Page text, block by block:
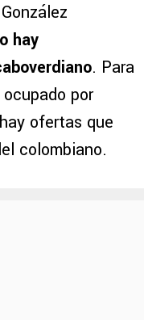
hay
. Para
por
ofertas que
colombiano.